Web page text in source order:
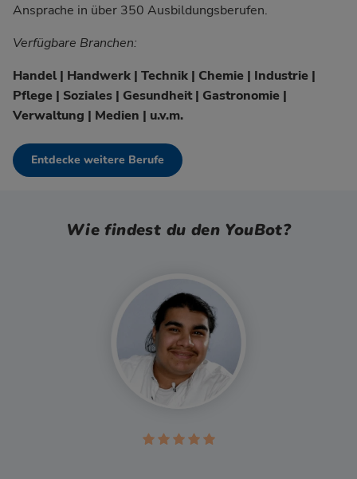
Ansprache in über 350 Ausbildungsberufen.
Verfügbare Branchen:
Handel | Handwerk | Technik | Chemie | Industrie |
Pflege | Soziales | Gesundheit | Gastronomie |
Verwaltung | Medien | u.v.m.
Entdecke weitere Berufe
Wie findest du den YouBot?